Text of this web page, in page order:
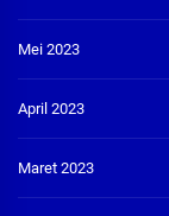
Mei 2023
April 2023
Maret 2023